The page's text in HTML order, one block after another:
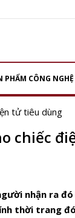
PHẨM CÔNG NGHỆ
tử tiêu dùng
chiếc
nhận ra
thời trang